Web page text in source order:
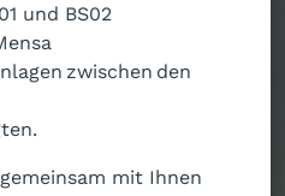
und BS02
zwischen den
mit Ihnen